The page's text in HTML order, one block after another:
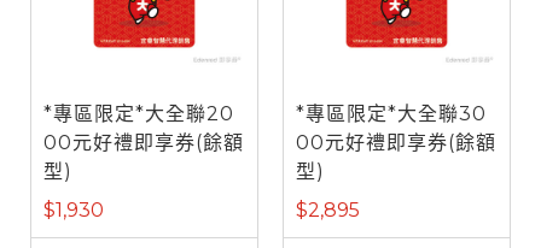
*專區限定*大全聯20
00元好禮即享券(餘額
型)
$1,930
*專區限定*大全聯30
00元好禮即享券(餘額
型)
$2,895